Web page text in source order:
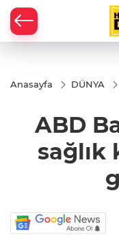
Anasayfa DÜNYA
ABD
sağlık